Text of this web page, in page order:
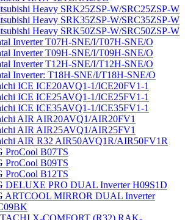
Heavy SRK25ZSP-W/SRC25ZSP-W
Heavy SRK35ZSP-W/SRC35ZSP-W
Heavy SRK50ZSP-W/SRC50ZSP-W
Inverter T07H-SNE/I/T07H-SNE/O
Inverter T09H-SNE/I/T09H-SNE/O
Inverter T12H-SNE/I/T12H-SNE/O
Inverter: T18H-SNE/I/T18H-SNE/O
ICE ICE20AVQ1-1/ICE20FV1-1
ICE ICE25AVQ1-1/ICE25FV1-1
ICE ICE35AVQ1-1/ICE35FV1-1
AIR AIR20AVQ1/AIR20FV1
AIR AIR25AVQ1/AIR25FV1
AIR R32 AIR50AVQ1R/AIR50FV1R
ProCool B07TS
ProCool B09TS
ProCool B12TS
DELUXE PRO DUAL Inverter H09S1D
ARTCOOL MIRROR DUAL Inverter
X-COMFORT (R32) RAK-